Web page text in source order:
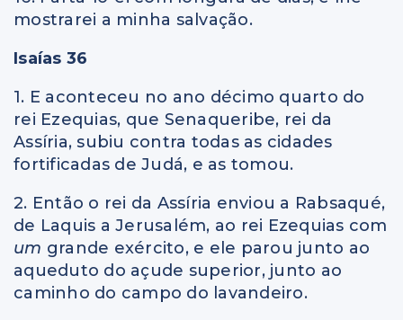
mostrarei a minha salvação.
Isaías 36
1. E aconteceu no ano décimo quarto do
rei Ezequias, que Senaqueribe, rei da
Assíria, subiu contra todas as cidades
fortificadas de Judá, e as tomou.
2. Então o rei da Assíria enviou a Rabsaqué,
de Laquis a Jerusalém, ao rei Ezequias com
um grande exército, e ele parou junto ao
aqueduto do açude superior, junto ao
caminho do campo do lavandeiro.